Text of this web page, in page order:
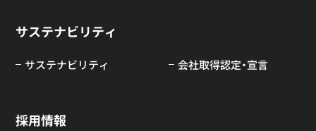
サステナビリティ
サステナビリティ 会社取得認定・宣言
採用情報